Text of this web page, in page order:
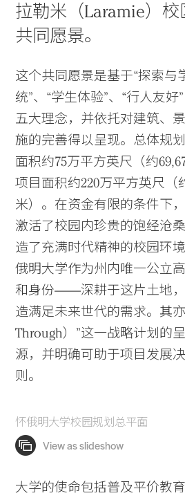
拉勒米（Laramie）
共同愿景。
这个共同愿景是基于“探索与
统”、“学生体验”、“行人友好
五大理念，并依托对建筑、
施的完善得以呈现。总体规
面积约75万平方英尺（约
项目面积约220万平方英尺（
米）。在资金有限的条件下
激活了校园内珍贵的饱经沧
造了充满时代精神的校园环
俄明大学作为州内唯一公立
和身份——深耕于这片土地
造满足未来世代的需求。其
Through）”这一战略计划的
源，并明确可助于项目发展
则。
怀俄明大学校园规划总平面
大学的使命包括普及平价教